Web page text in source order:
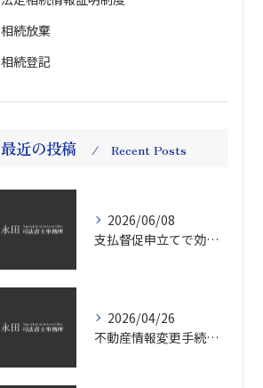
相続放棄
相続登記
最近の投稿 Recent Posts
2026/06/08
支払督促申立てで効率的債権回収
2026/04/26
不動産情報変更手続の義務化と2026年対応のポイントを徹底解説